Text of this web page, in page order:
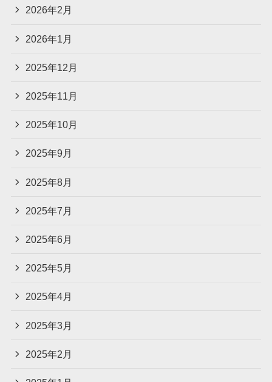
2026年2月
2026年1月
2025年12月
2025年11月
2025年10月
2025年9月
2025年8月
2025年7月
2025年6月
2025年5月
2025年4月
2025年3月
2025年2月